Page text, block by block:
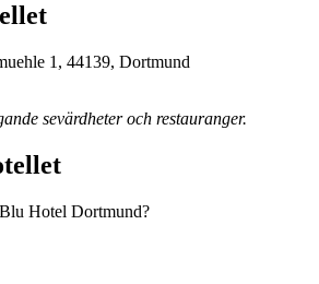
1 , 44139, Dortmund
sevärdheter och restauranger.
Hotel Dortmund?